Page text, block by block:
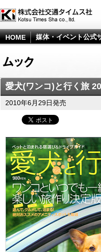
HOME 媒体・イベント公式
愛犬(ワンコ)と行く旅
2010年6月29日発売